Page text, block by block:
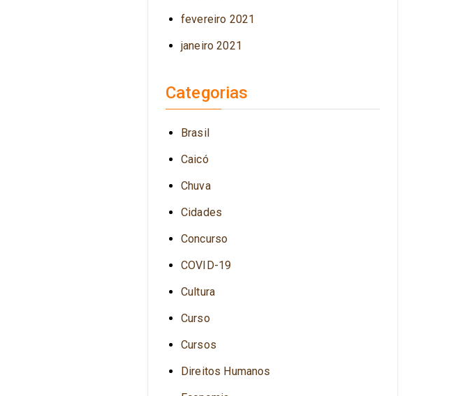
fevereiro 2021
janeiro 2021
Categorias
Brasil
Caicó
Chuva
Cidades
Concurso
COVID-19
Cultura
Curso
Cursos
Direitos Humanos